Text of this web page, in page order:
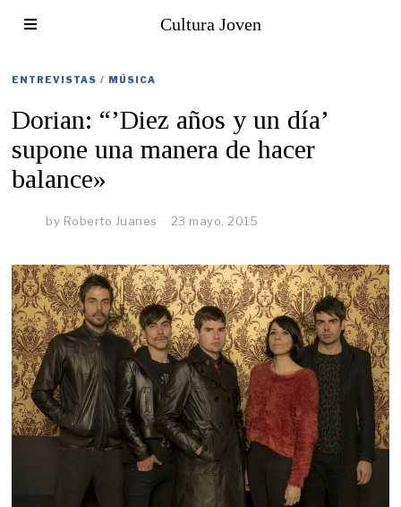
Cultura Joven
ENTREVISTAS / MÚSICA
Dorian: “’Diez años y un día’
supone una manera de hacer
balance»
by Roberto Juanes 23 mayo, 2015